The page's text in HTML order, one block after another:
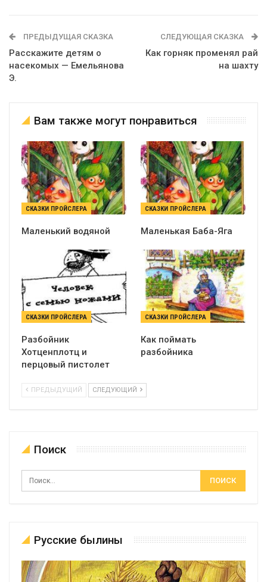
ПРЕДЫДУЩАЯ СКАЗКА
Расскажите детям о
насекомых — Емельянова
Э.
СЛЕДУЮЩАЯ СКАЗКА
Как горняк променял рай
на шахту
Вам также могут понравиться
СКАЗКИ ПРОЙСЛЕРА
Маленький водяной
СКАЗКИ ПРОЙСЛЕРА
Маленькая Баба-Яга
СКАЗКИ ПРОЙСЛЕРА
Разбойник
Хотценплотц и
перцовый пистолет
СКАЗКИ ПРОЙСЛЕРА
Как поймать
разбойника
ПРЕДЫДУЩИЙ СЛЕДУЮЩИЙ
Поиск
Русские былины